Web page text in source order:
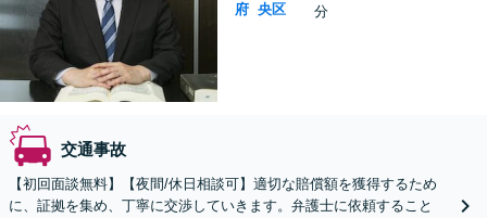
府 央区
分
交通事故
【初回面談無料】【夜間/休日相談可】適切な賠償額を獲得するため
に、証拠を集め、丁寧に交渉していきます。弁護士に依頼すること